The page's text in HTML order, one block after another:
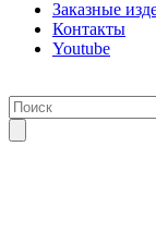
Заказные
Контакты
Youtube